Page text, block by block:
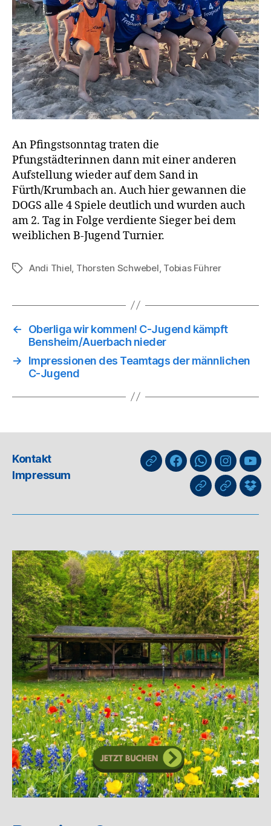
An Pfingstsonntag traten die
Pfungstädterinnen dann mit einer anderen
Aufstellung wieder auf dem Sand in
Fürth/Krumbach an. Auch hier gewannen die
DOGS alle 4 Spiele deutlich und wurden auch
am 2. Tag in Folge verdiente Sieger bei dem
weiblichen B-Jugend Turnier.
Schlagwörter
Andi Thiel Thorsten Schwebel Tobias Führer
←
Oberliga wir kommen! C-Jugend kämpft
Bensheim/Auerbach nieder
→
Impressionen des Teamtags der männlichen
C-Jugend
Kontakt
Impressum
nuLigaFacebookWhatsApp-
Kanal
GIPHYThreads